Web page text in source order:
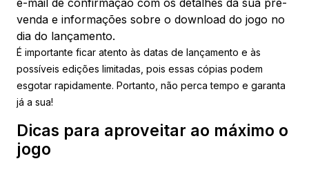
venda e informações sobre o download do jogo no
dia do lançamento.
É importante ficar atento às datas de lançamento e às
possíveis edições limitadas, pois essas cópias podem
esgotar rapidamente. Portanto, não perca tempo e garanta
já a sua!
Dicas para aproveitar ao máximo o
jogo